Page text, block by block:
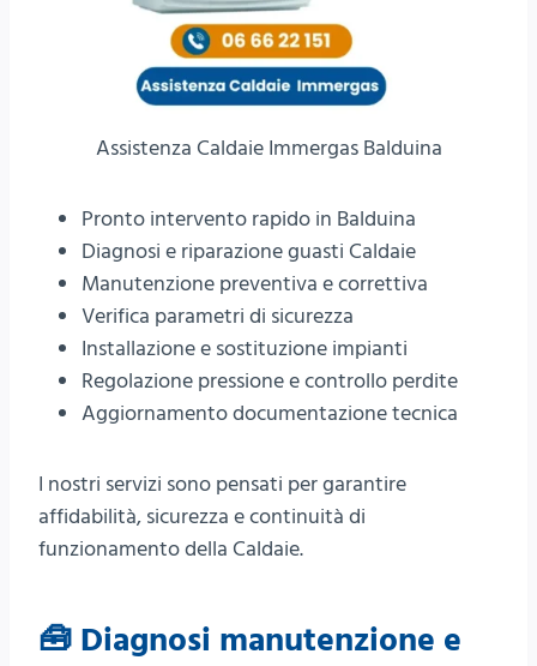
Assistenza Caldaie Immergas Balduina
Pronto intervento rapido in Balduina
Diagnosi e riparazione guasti Caldaie
Manutenzione preventiva e correttiva
Verifica parametri di sicurezza
Installazione e sostituzione impianti
Regolazione pressione e controllo perdite
Aggiornamento documentazione tecnica
I nostri servizi sono pensati per garantire
affidabilità, sicurezza e continuità di
funzionamento della Caldaie.
🧰 Diagnosi manutenzione e